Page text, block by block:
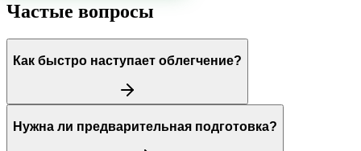
Частые вопросы
Как быстро наступает облегчение?
Нужна ли предварительная подготовка?